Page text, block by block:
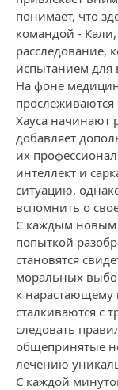
понимает, что
командой -
расследование,
испытанием для
На фоне
Хауса начинают
добавляет
их
интеллект и
ситуацию,
вспомнить о
С каждым новым
попыткой
становятся
моральных
к нарастающему
сталкиваются с
следовать
общепринятые
лечению
С каждой